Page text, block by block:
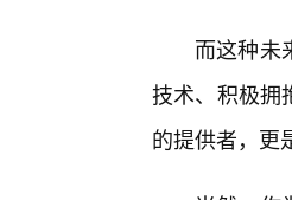
而这种未
技术、积极拥
的提供者，更